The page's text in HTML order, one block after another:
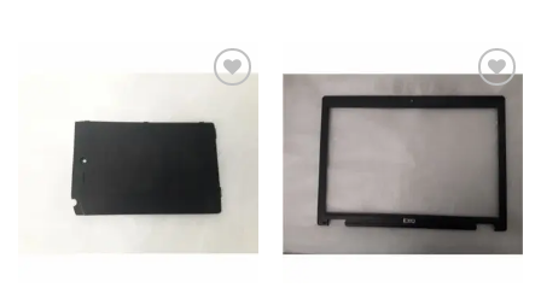
a
Favoritos
Agregar